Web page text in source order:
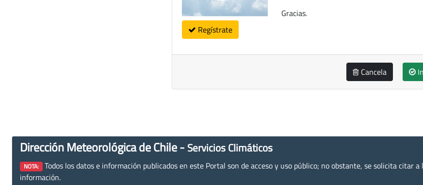
Regístrate
Gracias.
Cancela
Dirección Meteorológica de Chile - Servicios Climáticos
NOTA: Todos los datos e información publicados en este Portal son de acceso y uso público; no obstante, se solicita citar a
información.